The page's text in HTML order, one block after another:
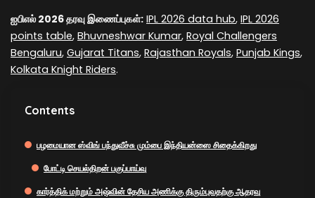
ஐபிஎல் 2026 தரவு இணைப்புகள்: IPL 2026 data hub, IPL 2026
points table, Bhuvneshwar Kumar, Royal Challengers
Bengaluru, Gujarat Titans, Rajasthan Royals, Punjab Kings,
Kolkata Knight Riders.
Contents
பழமையான ஸ்விங் பந்துவீச்சு மும்பை இந்தியன்ஸை சிதைக்கிறது
போட்டி செயல்திறன் பகுப்பாய்வு
கார்த்திக் மற்றும் அஷ்வின் தேசிய அணிக்கு திரும்புவதற்கு ஆதரவு